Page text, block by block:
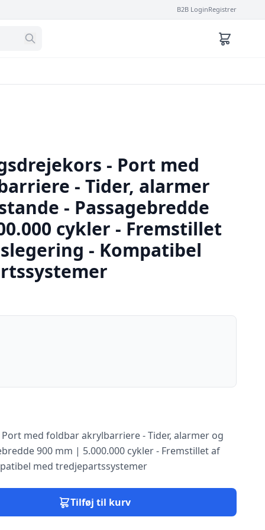
B2B LoginRegistrer
- Port med
- Tider, alarmer
- Passagebredde
cykler - Fremstillet
- Kompatibel
med foldbar akrylbarriere - Tider, alarmer og
900 mm | 5.000.000 cykler - Fremstillet af
med tredjepartssystemer
Tilføj til kurv